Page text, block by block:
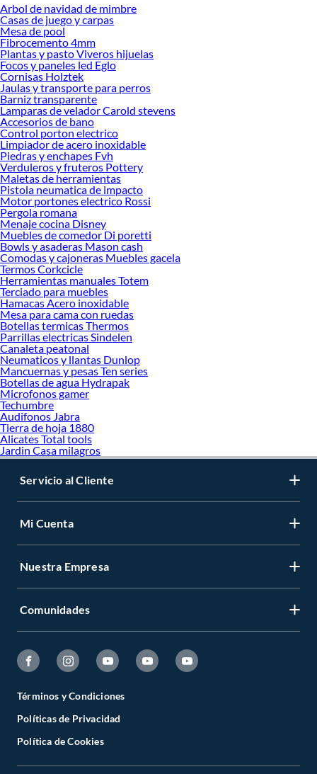
Desde remodelaciones hasta proyectos de decoración, estamos aquí para hacer
tus ideas realidad. ¡Visítanos y encuentra todo lo que tenemos para ofrecerte en
Aspiradoras Industriales!
Explora la variedad de productos de Aspiradoras Industriales en
Sodimac
Herramientas, materiales y accesorios de calidad para tus proyectos y
renovación de espacios. ¡Visítanos y descubre todo lo que tenemos para
ofrecerte!
Encuentra una amplia variedad de productos de Aspiradoras Industriales en
Sodimac. Encuentra todo lo necesario para tus proyectos de renovación y
decoración. ¡Visítanos y haz tus ideas realidad!
Arbol de navidad de mimbre
Casas de juego y carpas
Mesa de pool
Fibrocemento 4mm
Plantas y pasto Viveros hijuelas
Focos y paneles led Eglo
Cornisas Holztek
Jaulas y transporte para perros
Barniz transparente
Lamparas de velador Carold stevens
Accesorios de bano
Control porton electrico
Limpiador de acero inoxidable
Piedras y enchapes Fvh
Verduleros y fruteros Pottery
Maletas de herramientas
Pistola neumatica de impacto
Motor portones electrico Rossi
Pergola romana
Menaje cocina Disney
Muebles de comedor Di poretti
Bowls y asaderas Mason cash
Comodas y cajoneras Muebles gacela
Termos Corkcicle
Herramientas manuales Totem
Terciado para muebles
Hamacas Acero inoxidable
Mesa para cama con ruedas
Botellas termicas Thermos
Parrillas electricas Sindelen
Canaleta peatonal
Neumaticos y llantas Dunlop
Mancuernas y pesas Ten series
Botellas de agua Hydrapak
Microfonos gamer
Techumbre
Audifonos Jabra
Tierra de hoja 1880
Alicates Total tools
Jardin Casa milagros
Servicio al Cliente
Mi Cuenta
Nuestra Empresa
Comunidades
Términos y Condiciones
Políticas de Privacidad
Política de Cookies